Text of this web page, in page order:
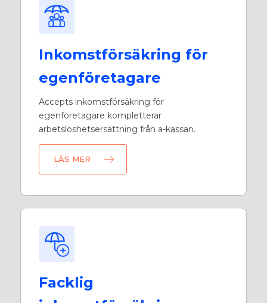
Inkomstförsäkring för
egenföretagare
Accepts inkomstförsäkring för
egenföretagare kompletterar
arbetslöshetsersättning från a-kassan.
LÄS MER
Facklig